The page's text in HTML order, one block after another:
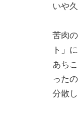
いや
苦肉
ト」
あち
った
分散